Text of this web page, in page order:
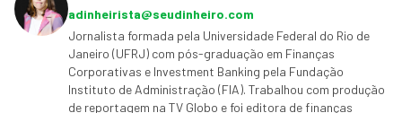
adinheirista@seudinheiro.com
Jornalista formada pela Universidade Federal do Rio de
Janeiro (UFRJ) com pós-graduação em Finanças
Corporativas e Investment Banking pela Fundação
Instituto de Administração (FIA). Trabalhou com produção
de reportagem na TV Globo e foi editora de finanças